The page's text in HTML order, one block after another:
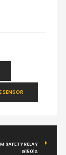
SENSOR
SAFETY RELAY
G1501S